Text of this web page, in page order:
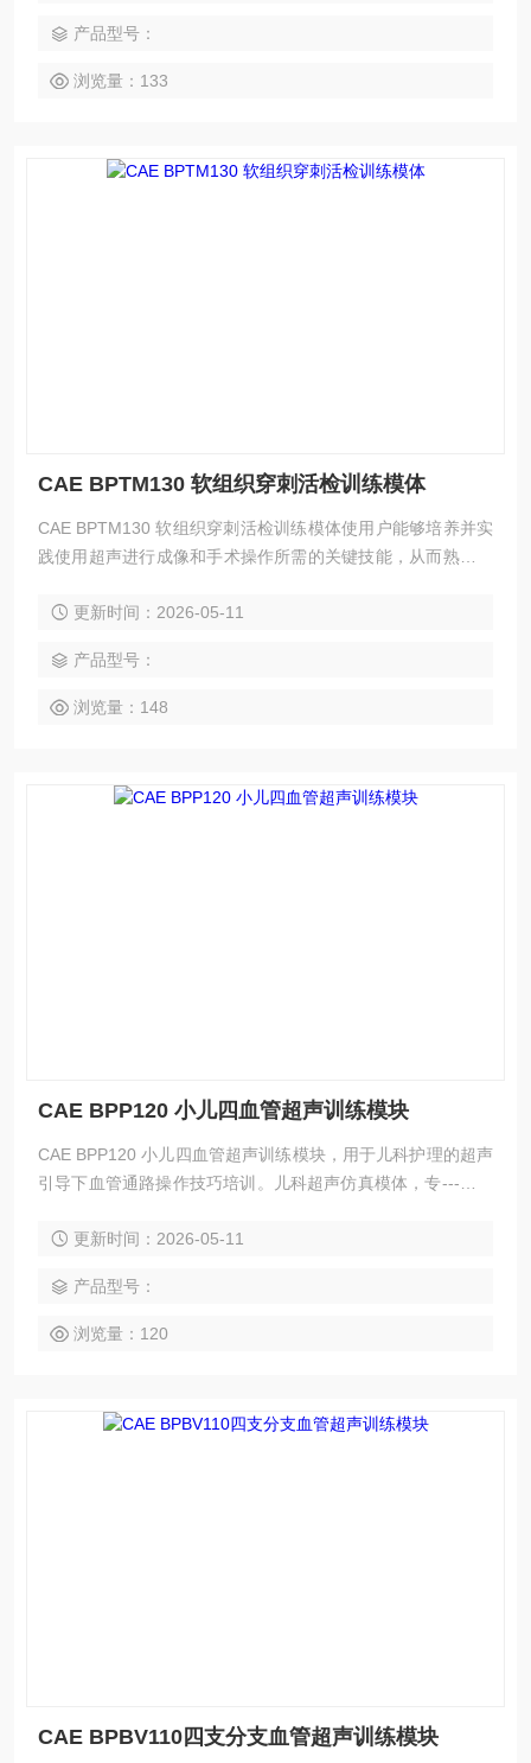
产品型号：
浏览量：133
CAE BPTM130 软组织穿刺活检训练模体
CAE BPTM130 软组织穿刺活检训练模体使用户能够培养并实
践使用超声进行成像和手术操作所需的关键技能，从而熟练掌
更新时间：2026-05-11
产品型号：
浏览量：148
CAE BPP120 小儿四血管超声训练模块
CAE BPP120 小儿四血管超声训练模块，用于儿科护理的超声
引导下血管通路操作技巧培训。儿科超声仿真模体，专---供儿
更新时间：2026-05-11
产品型号：
浏览量：120
CAE BPBV110四支分支血管超声训练模块